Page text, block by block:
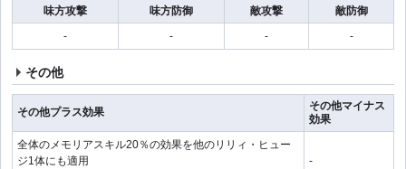
味方攻撃 味方防御 敵攻撃
敵防御
-
- - -
その他
その他プラス効果
その他マイナス
効果
全体のメモリアスキル20％の効果を他のリリィ・ヒュー
ジ1体にも適用
-